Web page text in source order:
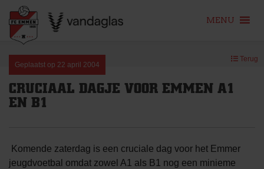
content
MENU
Geplaatst op 22 april 2004
Terug
CRUCIAAL DAGJE VOOR EMMEN A1
EN B1
Komende zaterdag is een cruciale dag voor het Emmer
jeugdvoetbal omdat zowel A1 als B1 nog een minieme